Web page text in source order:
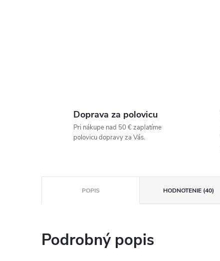
Doprava za polovicu
Pri nákupe nad 50 € zaplatíme
polovicu dopravy za Vás.
POPIS HODNOTENIE (40)
Podrobný popis